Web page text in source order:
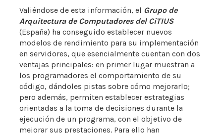
Valiéndose de esta información, el Grupo de
Arquitectura de Computadores del CiTIUS
(España) ha conseguido establecer nuevos
modelos de rendimiento para su implementación
en servidores, que esencialmente cuentan con dos
ventajas principales: en primer lugar muestran a
los programadores el comportamiento de su
código, dándoles pistas sobre cómo mejorarlo;
pero además, permiten establecer estrategias
orientadas a la toma de decisiones durante la
ejecución de un programa, con el objetivo de
mejorar sus prestaciones. Para ello han